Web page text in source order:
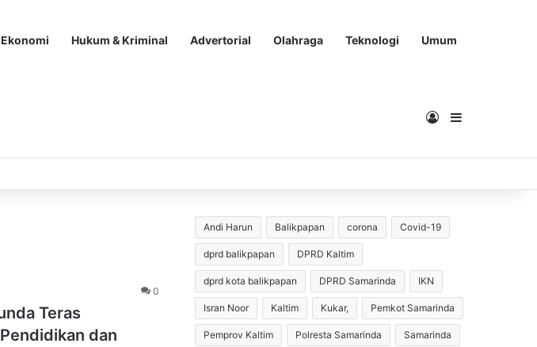
Ekonomi Hukum & Kriminal Advertorial Olahraga Teknologi Umum
Masuk
0
Teras
dan
Andi Harun Balikpapan corona Covid-19
dprd balikpapan DPRD Kaltim
dprd kota balikpapan DPRD Samarinda IKN
Isran Noor Kaltim Kukar, Pemkot Samarinda
Pemprov Kaltim Polresta Samarinda Samarinda